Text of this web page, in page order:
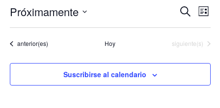
de
y
vistas
Buscar
de
de
Lista
Próximamente
Seleccionar
fecha.
Eventos
anterior(es) Hoy Eventos
siguiente(s)
Suscribirse al calendario